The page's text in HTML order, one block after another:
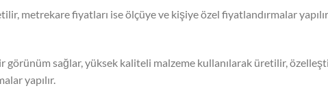
metrekare fiyatları ise ölçüye ve kişiye özel fiyatlandırmalar yapılır.
görünüm sağlar, yüksek kaliteli malzeme kullanılarak üretilir,
yapılır.